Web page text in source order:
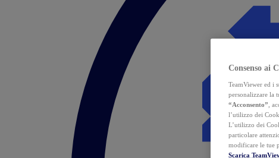
Consenso ai
TeamViewer ed i
personalizzare la
“Acconsento” ,
l’utilizzo dei
L’utilizzo dei
particolare
modificare le tue
Scarica